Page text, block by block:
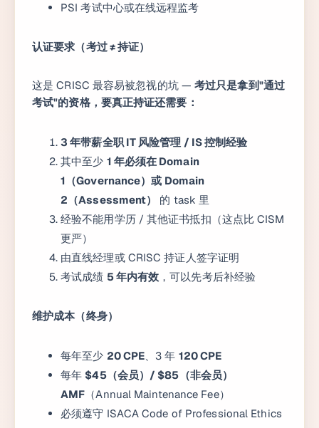
PSI 考试中心或在线远程监考
认证要求（考过 ≠ 持证）
这是 CRISC 最容易被忽视的坑 — 考过只是拿到"通过
考试"的资格，要真正持证还需要：
3 年带薪全职 IT 风险管理 / IS 控制经验
其中至少 1 年必须在 Domain
1（Governance）或 Domain
2（Assessment）
的 task 里
经验不能用学历 / 其他证书抵扣（这点比 CISM
更严）
由直线经理或 CRISC 持证人签字证明
考试成绩 5 年内有效 ，可以先考后补经验
维护成本（终身）
每年至少 20 CPE、3 年 120 CPE
每年 $45（会员）/ $85（非会员）
AMF （Annual Maintenance Fee）
必须遵守 ISACA Code of Professional Ethics